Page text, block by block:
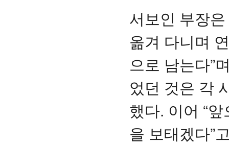
서보인 부장
옮겨 다니며
으로 남는다”
었던 것은 각
했다. 이어 “
을 보태겠다”